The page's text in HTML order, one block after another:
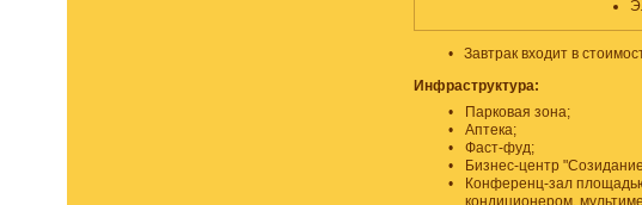
•
Завтрак входит в
Инфраструктура:
•
Парковая зона;
•
Аптека;
•
Фаст-фуд;
•
Бизнес-центр
•
Конференц-зал
кондиционером,